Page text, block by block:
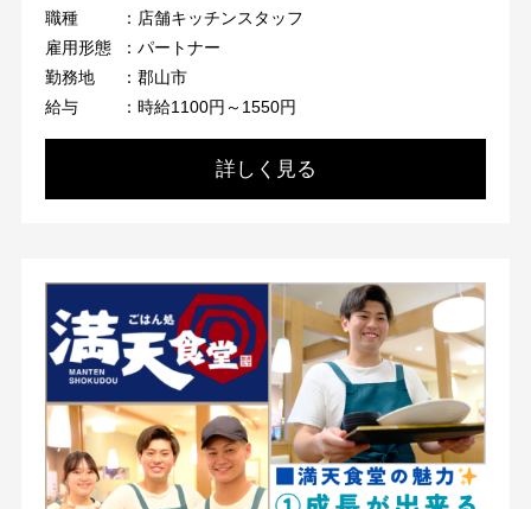
職種
：店舗キッチンスタッフ
雇用形態
：パートナー
勤務地
：郡山市
給与
：時給1100円～1550円
詳しく見る